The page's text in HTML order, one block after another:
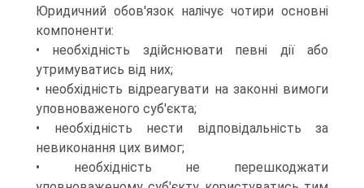
Юридичний обов'язок налічує чотири основні
компоненти:
• необхідність здійснювати певні дії або
утримуватись від них;
• необхідність відреагувати на законні вимоги
уповноваженого суб'єкта;
• необхідність нести відповідальність за
невиконання цих вимог;
• необхідність не перешкоджати